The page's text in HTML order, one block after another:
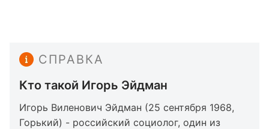
СПРАВКА
Кто такой Игорь Эйдман
Игорь Виленович Эйдман (25 сентября 1968,
Горький) - российский социолог, один из